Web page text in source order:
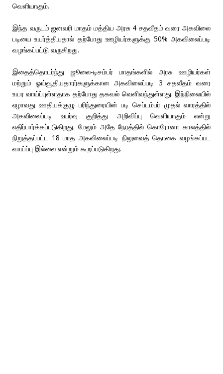
வெளியாகும்.
இந்த வருடம் ஜனவரி மாதம் மத்திய அரசு 4 சதவீதம் வரை அகவிலை
படியை உயர்த்தியதால் தற்போது ஊழியர்களுக்கு 50% அகவிலைப்படி
வழங்கப்பட்டு வருகிறது.
இதைத்தொடர்ந்து ஜூலை-டிசம்பர் மாதங்களில் அரசு ஊழியர்கள்
மற்றும் ஓய்வூதியதாரர்களுக்கான அகவிலைப்படி 3 சதவீதம் வரை
உயர வாய்ப்புள்ளதாக தற்போது தகவல் வெளிவந்துள்ளது‌. இந்நிலையில்
ஏழாவது ஊதியக்குழு பரிந்துரையின் படி செப்டம்பர் முதல் வாரத்தில்
அகவிலைப்படி உயர்வு குறித்து அறிவிப்பு வெளியாகும் என்று
எதிர்பார்க்கப்படுகிறது. மேலும் அதே நேரத்தில் கொரோனா காலத்தில்
நிறுத்தப்பட்ட 18 மாத அகவிலைப்படி நிலுவைத் தொகை வழங்கப்பட
வாய்ப்பு இல்லை என்றும் கூறப்படுகிறது.